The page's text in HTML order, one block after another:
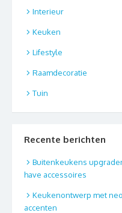
Interieur
Keuken
Lifestyle
Raamdecoratie
Tuin
Recente berichten
Buitenkeukens
have accessoires
Keukenontwerp met
accenten